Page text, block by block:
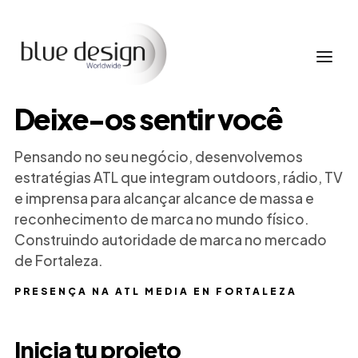
PRESENÇA NA ATL MEDIA EN FORTALEZA
Deixe-os sentir você
Pensando no seu negócio, desenvolvemos
estratégias ATL que integram outdoors, rádio, TV
e imprensa para alcançar alcance de massa e
reconhecimento de marca no mundo físico.
Construindo autoridade de marca no mercado
de Fortaleza.
Inicia tu projeto